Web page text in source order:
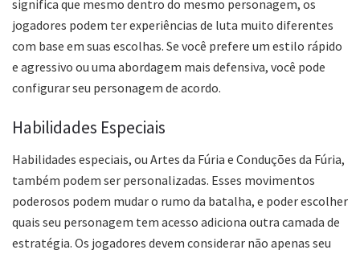
significa que mesmo dentro do mesmo personagem, os
jogadores podem ter experiências de luta muito diferentes
com base em suas escolhas. Se você prefere um estilo rápido
e agressivo ou uma abordagem mais defensiva, você pode
configurar seu personagem de acordo.
Habilidades Especiais
Habilidades especiais, ou Artes da Fúria e Conduções da Fúria,
também podem ser personalizadas. Esses movimentos
poderosos podem mudar o rumo da batalha, e poder escolher
quais seu personagem tem acesso adiciona outra camada de
estratégia. Os jogadores devem considerar não apenas seu